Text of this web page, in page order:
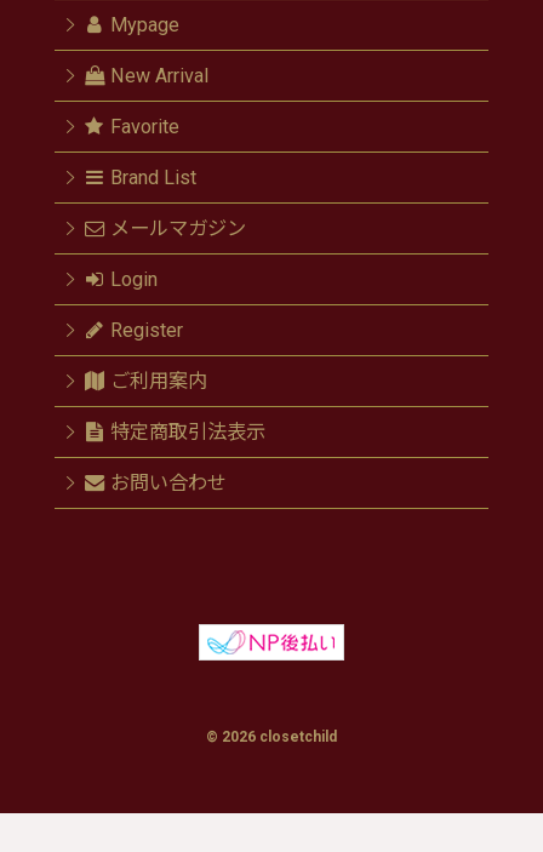
Mypage
New Arrival
Favorite
Brand List
メールマガジン
Login
Register
ご利用案内
特定商取引法表示
お問い合わせ
© 2026 closetchild